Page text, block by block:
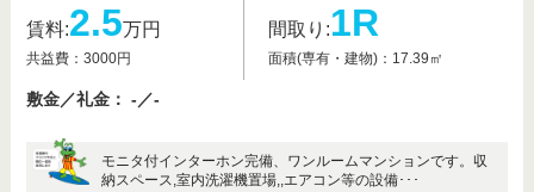
賃料:2.5万円
共益費：3000円
間取り:1R
面積(専有・建物)：17.39㎡
敷金／礼金： -／-
モニタ付インターホン完備、ワンルームマンションです。収
納スペース,室内洗濯機置場,,エアコン等の設備･･･